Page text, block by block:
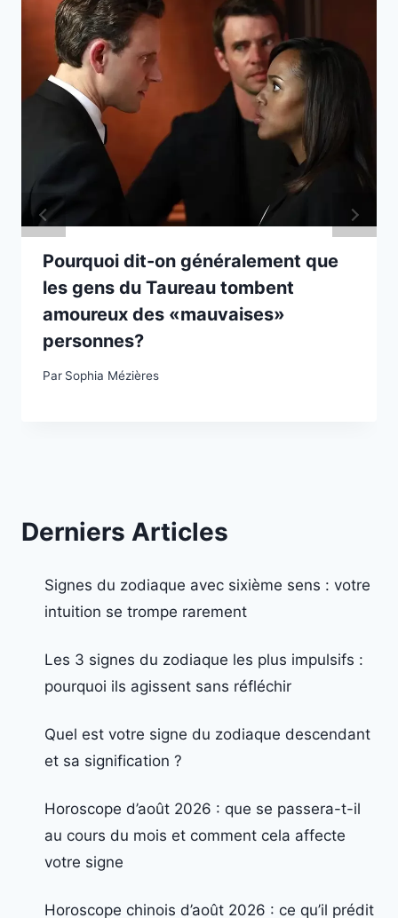
Pourquoi dit-on généralement que
les gens du Taureau tombent
amoureux des «mauvaises»
personnes?
Par Sophia Mézières
Derniers Articles
Signes du zodiaque avec sixième sens : votre
intuition se trompe rarement
Les 3 signes du zodiaque les plus impulsifs :
pourquoi ils agissent sans réfléchir
Quel est votre signe du zodiaque descendant
et sa signification ?
Horoscope d’août 2026 : que se passera-t-il
au cours du mois et comment cela affecte
votre signe
Horoscope chinois d’août 2026 : ce qu’il prédit